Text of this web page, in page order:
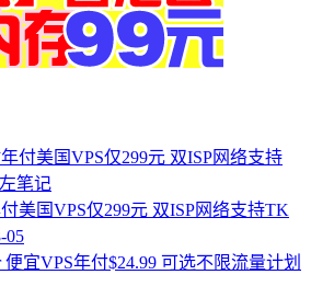
美国VPS仅299元 双ISP网络支持TK
05